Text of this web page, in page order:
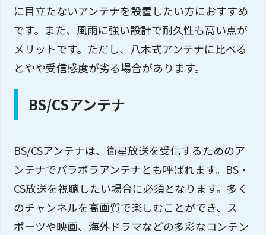
に目立たないアンテナを設置したい方におすすめ
です。また、風雨に強い設計で耐久性も高い点が
メリットです。ただし、八木式アンテナに比べる
とやや受信感度が劣る場合があります。
BS/CSアンテナ
BS/CSアンテナは、衛星放送を受信するためのア
ンテナでパラボラアンテナとも呼ばれます。BS・
CS放送を視聴したい場合に必須となります。多く
のチャンネルを高画質で楽しむことができ、ス
ポーツや映画、海外ドラマなどの多彩なコンテン